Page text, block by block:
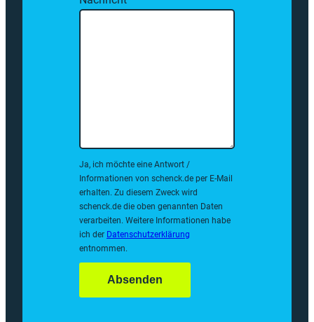
Ja, ich möchte eine Antwort /
Informationen von schenck.de per E-Mail
erhalten. Zu diesem Zweck wird
schenck.de die oben genannten Daten
verarbeiten. Weitere Informationen habe
ich der Datenschutzerklärung
entnommen.
Absenden